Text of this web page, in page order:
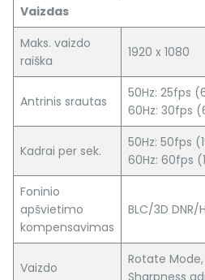
Vaizdas
Maks. vaizdo
raiška
1920 x 1080
Antrinis srautas
50Hz: 25fps
60Hz: 30fps
Kadrai per sek.
50Hz: 50fps
60Hz: 60fps
Foninio
apšvietimo
kompensavimas
BLC/3D DNR/
Vaizdo
Rotate